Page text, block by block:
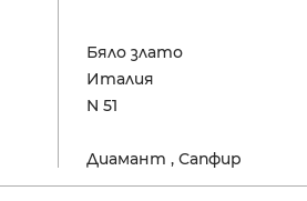
Бяло злато
Италия
N 51
Диамант , Сапфир